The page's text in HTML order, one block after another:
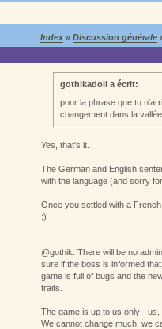
Index » Discussion générale
gothikadoll a écrit:
pour la phrase que tu
changement dans la
Yes, that's it.
The German and English
with the language (and sorry
Once you settled with a
:)
@gothik: There will be no
sure if the boss is informed
game is full of bugs and the
traits.
The game is up to us only - us,
We cannot change much, we